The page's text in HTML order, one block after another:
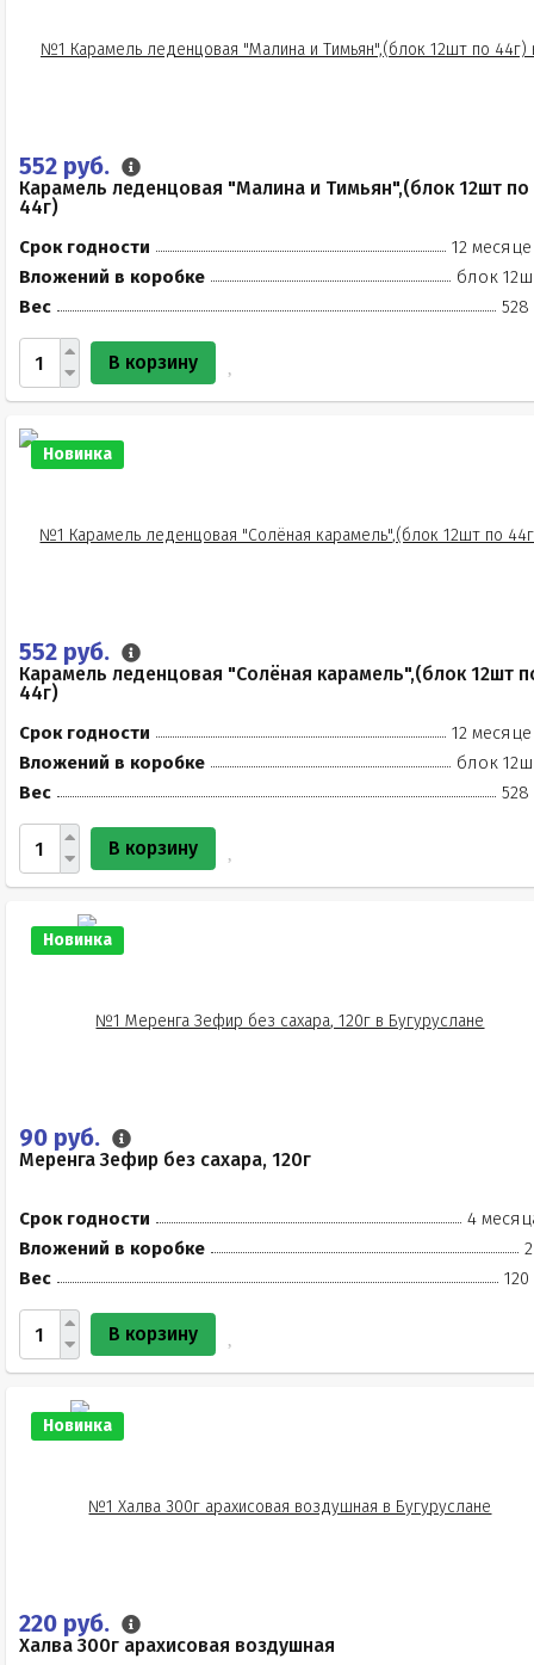
552 руб.
Карамель леденцовая "Малина и Тимьян",(блок 12шт по
44г)
Срок годности
12
Вложений в коробке
блок
Вес
528
В корзину
Новинка
552 руб.
Карамель леденцовая "Солёная карамель",(блок 12шт
44г)
Срок годности
12
Вложений в коробке
блок
Вес
528
В корзину
Новинка
90 руб.
Меренга Зефир без сахара, 120г
Срок годности
4
Вложений в коробке
Вес
120
В корзину
Новинка
220 руб.
Халва 300г арахисовая воздушная